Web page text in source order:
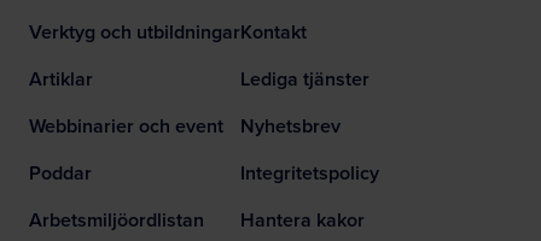
Verktyg och utbildningar
Artiklar
Webbinarier och event
Poddar
Arbetsmiljöordlistan
Kontakt
Lediga tjänster
Nyhetsbrev
Integritetspolicy
Hantera kakor